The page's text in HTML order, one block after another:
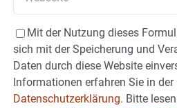
Mit der Nutzung dieses
sich mit der Speicherung und
Daten durch diese Website
Informationen erfahren Sie in der
Datenschutzerklärung. Bitte